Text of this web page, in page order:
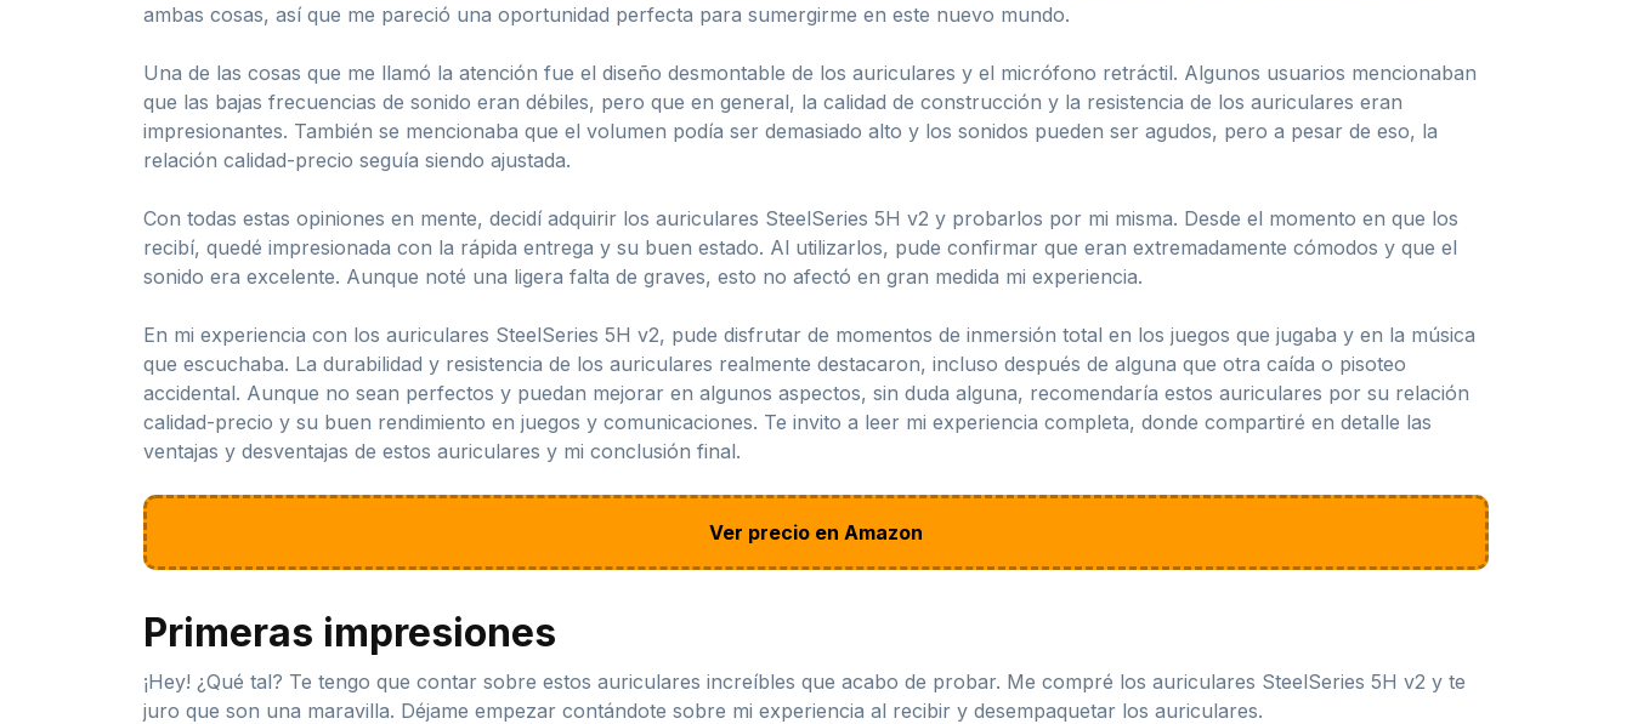
ambas cosas, así que me pareció una oportunidad perfecta para sumergirme en este nuevo mundo.
Una de las cosas que me llamó la atención fue el diseño desmontable de los auriculares y el micrófono retráctil. Algunos usuarios mencionaban
que las bajas frecuencias de sonido eran débiles, pero que en general, la calidad de construcción y la resistencia de los auriculares eran
impresionantes. También se mencionaba que el volumen podía ser demasiado alto y los sonidos pueden ser agudos, pero a pesar de eso, la
relación calidad-precio seguía siendo ajustada.
Con todas estas opiniones en mente, decidí adquirir los auriculares SteelSeries 5H v2 y probarlos por mi misma. Desde el momento en que los
recibí, quedé impresionada con la rápida entrega y su buen estado. Al utilizarlos, pude confirmar que eran extremadamente cómodos y que el
sonido era excelente. Aunque noté una ligera falta de graves, esto no afectó en gran medida mi experiencia.
En mi experiencia con los auriculares SteelSeries 5H v2, pude disfrutar de momentos de inmersión total en los juegos que jugaba y en la música
que escuchaba. La durabilidad y resistencia de los auriculares realmente destacaron, incluso después de alguna que otra caída o pisoteo
accidental. Aunque no sean perfectos y puedan mejorar en algunos aspectos, sin duda alguna, recomendaría estos auriculares por su relación
calidad-precio y su buen rendimiento en juegos y comunicaciones. Te invito a leer mi experiencia completa, donde compartiré en detalle las
ventajas y desventajas de estos auriculares y mi conclusión final.
Ver precio en Amazon
Primeras impresiones
¡Hey! ¿Qué tal? Te tengo que contar sobre estos auriculares increíbles que acabo de probar. Me compré los auriculares SteelSeries 5H v2 y te
juro que son una maravilla. Déjame empezar contándote sobre mi experiencia al recibir y desempaquetar los auriculares.